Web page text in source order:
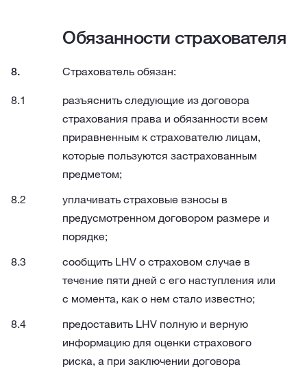
Обязанности страхователя
Страхователь обязан:
разъяснить следующие из договора
страхования права и обязанности всем
приравненным к страхователю лицам,
которые пользуются застрахованным
предметом;
уплачивать страховые взносы в
предусмотренном договором размере и
порядке;
сообщить LHV о страховом случае в
течение пяти дней с его наступления или
с момента, как о нем стало известно;
предоставить LHV полную и верную
информацию для оценки страхового
риска, а при заключении договора